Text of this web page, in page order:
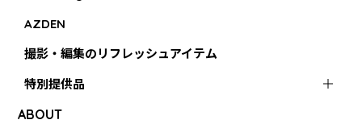
AZDEN
撮影・編集のリフレッシュアイテム
特別提供品
ABOUT